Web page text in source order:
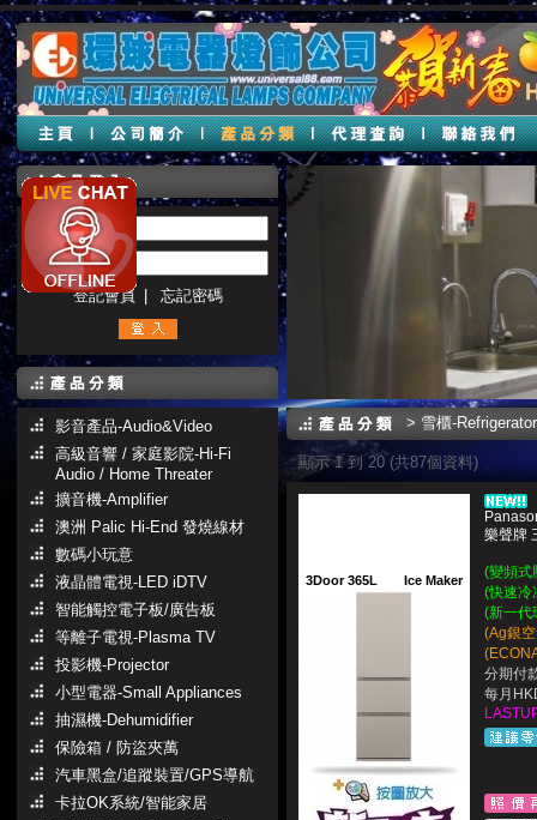
帳號 :
密碼 :
登記會員
忘記密碼
影音產品-Audio&Video
高級音響 / 家庭影院-Hi-Fi
Audio / Home Threater
擴音機-Amplifier
澳洲 Palic Hi-End 發燒線材
數碼小玩意
液晶體電視-LED iDTV
智能觸控電子板/廣告板
等離子電視-Plasma TV
投影機-Projector
小型電器-Small Appliances
抽濕機-Dehumidifier
保險箱 / 防盜夾萬
汽車黑盒/追蹤裝置/GPS導航
卡拉OK系統/智能家居
>雪櫃-Refrigerator
顯示 1 到 20 (共87個資料)
3Door 365L Ice Maker
樂聲牌
(變頻式
(快速冷
(新一代
(Ag銀
分期付
每月